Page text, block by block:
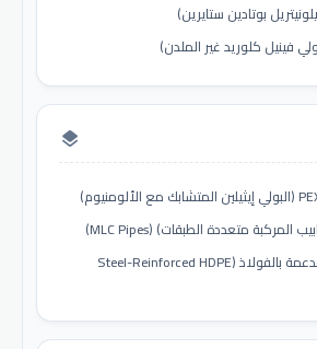
layers
أنابيب HDPE المدعمة بالفولاذ (Steel-Reinforced HDPE